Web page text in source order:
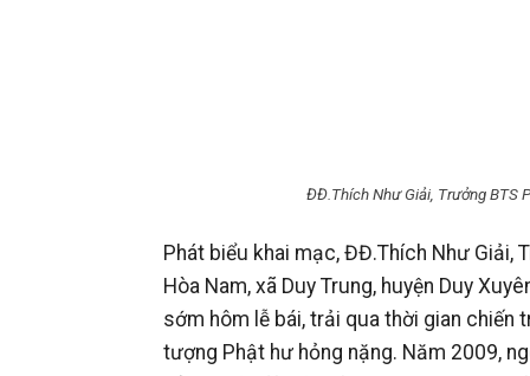
ĐĐ.Thích Như Giải, Trưởng BTS
Phát biểu khai mạc, ĐĐ.Thích Như Giải,
Hòa Nam, xã Duy Trung, huyện Duy
sớm hôm lễ bái, trải qua thời gian chiến
tượng Phật hư hỏng nặng. Năm 2009,